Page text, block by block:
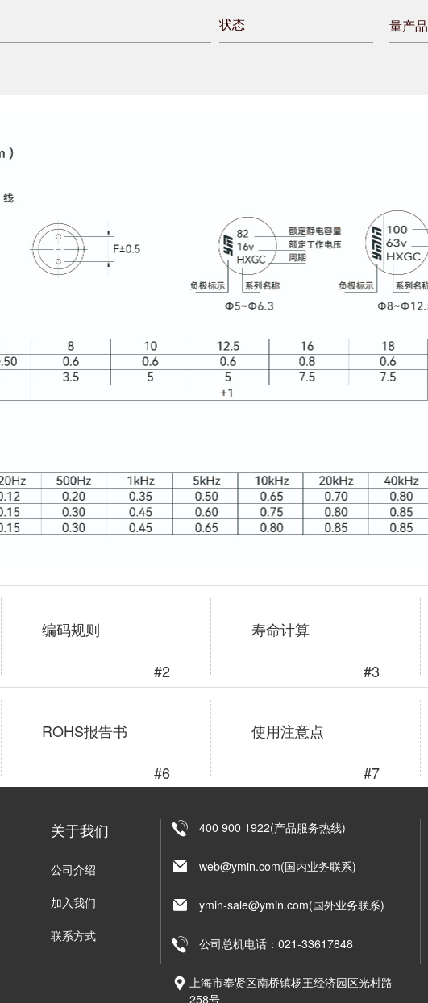
状态 量产品
编码规则
#2
寿命计算
#3
ROHS报告书
#6
使用注意点
#7
关于我们
公司介绍
加入我们
联系方式
400 900 1922(产品服务热线)
web@ymin.com(国内业务联系)
ymin-sale@ymin.com(国外业务联系)
公司总机电话：021-33617848
上海市奉贤区南桥镇杨王经济园区光村路
258号